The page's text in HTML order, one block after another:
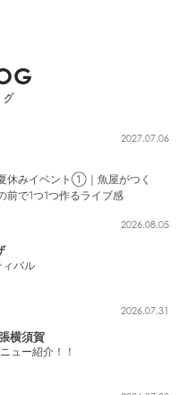
2027.07.06
休みイベント①｜魚屋がつく
前で1つ1つ作るライブ感
2026.08.05
ィバル
2026.07.31
横須賀
ュー紹介！！